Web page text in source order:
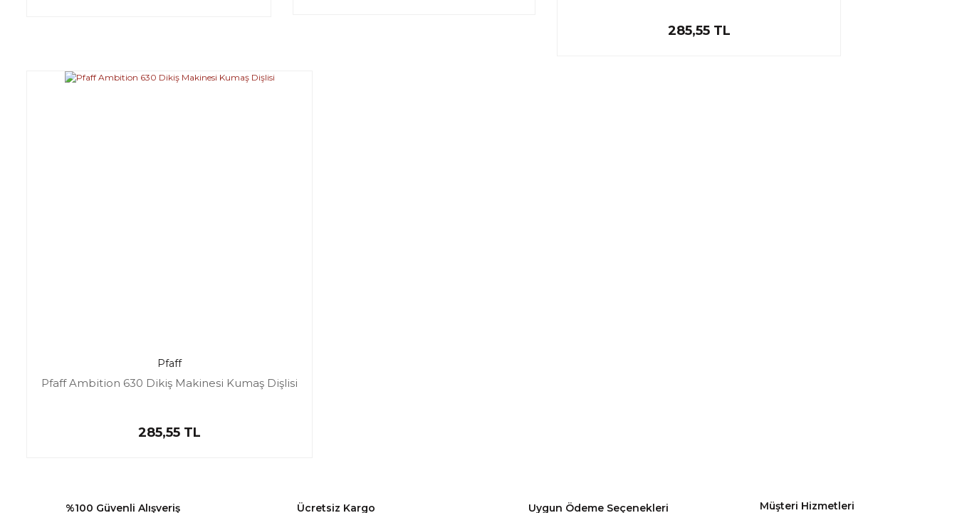
285,55 TL
Pfaff
Pfaff Ambition 630 Dikiş Makinesi Kumaş Dişlisi
285,55 TL
%100 Güvenli Alışveriş Ücretsiz Kargo Uygun Ödeme Seçenekleri Müşteri Hizmetleri